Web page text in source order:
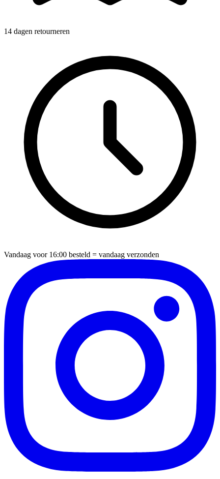
14 dagen retourneren
Vandaag voor 16:00 besteld = vandaag verzonden